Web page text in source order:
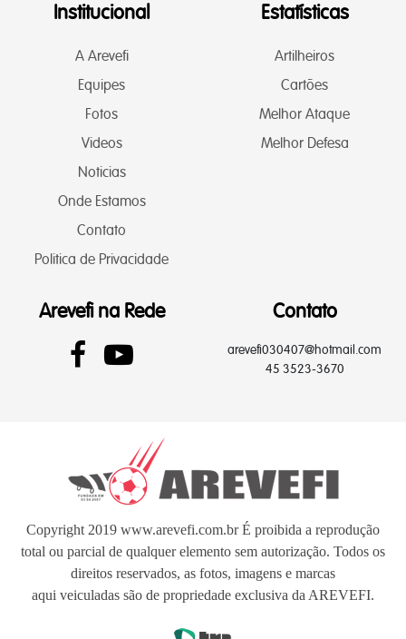
Institucional
A Arevefi
Equipes
Fotos
Videos
Noticias
Onde Estamos
Contato
Politica de Privacidade
Estatísticas
Artilheiros
Cartões
Melhor Ataque
Melhor Defesa
Arevefi na Rede Contato
arevefi030407@hotmail.com
45 3523-3670
Copyright 2019 www.arevefi.com.br É proibida a reprodução
total ou parcial de qualquer elemento sem autorização. Todos os
direitos reservados, as fotos, imagens e marcas
aqui veiculadas são de propriedade exclusiva da AREVEFI.